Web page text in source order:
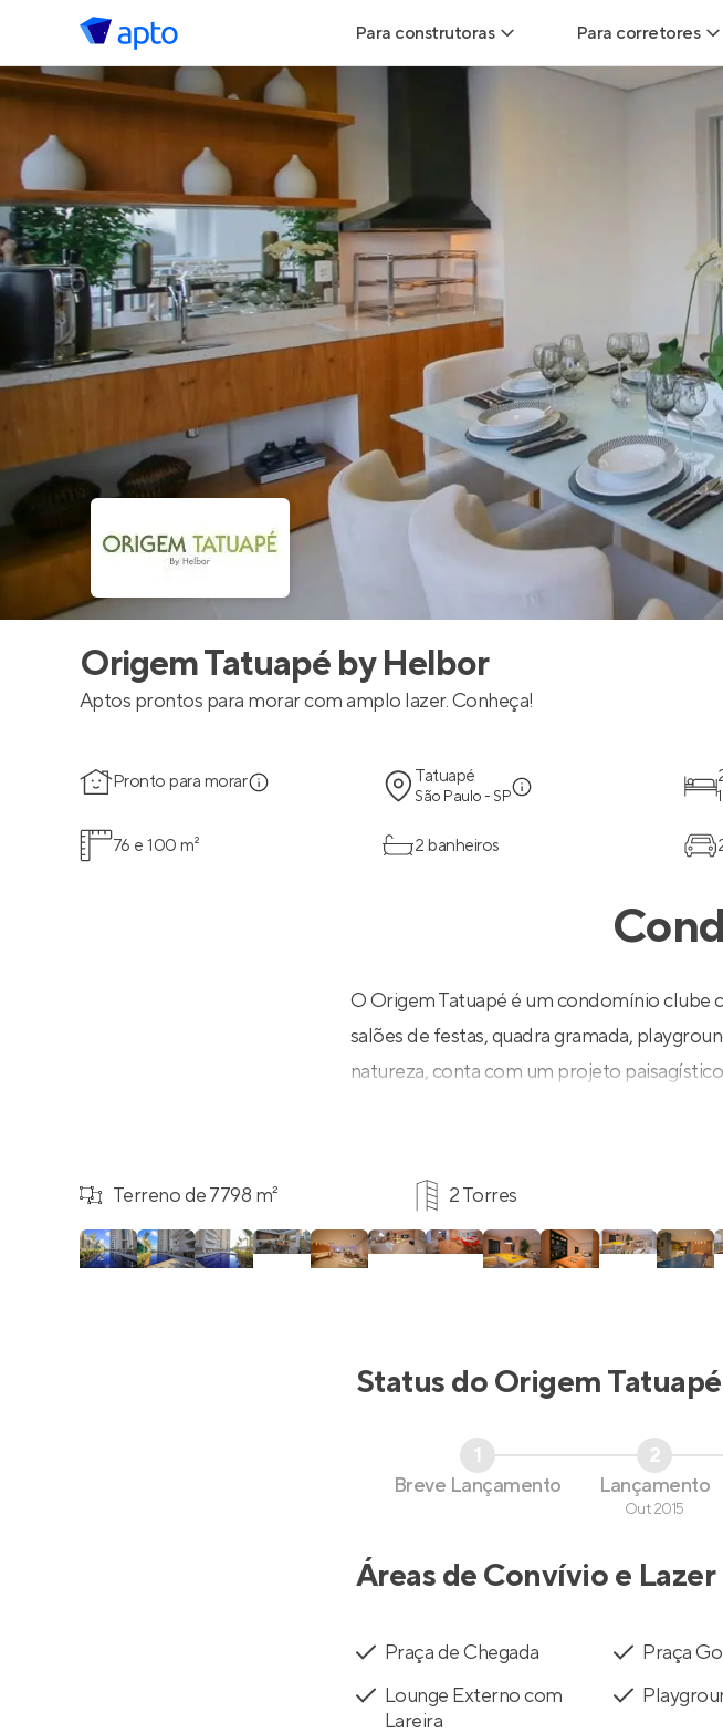
Para construtoras
Geração de Visitas
Geração de Vendas
Maiores Construtoras
Parcerias Imobiliárias
Anunciar Imóveis
Para corretores
Leads para
Parcerias
Hub de
Perfil
Anunciar
Origem Tatuapé by Helbor
Aptos prontos para morar com amplo lazer. Conheça!
Pronto para morar Tatuapé
São Paulo - SP
76 e 100 m² 2 banheiros
O Origem Tatuapé é um condomínio clube
salões de festas, quadra gramada,
natureza, conta com um projeto
Terreno de 7798 m² 2 Torres
Status doOrigem
1
Breve Lançamento
2
Lançamento
Out 2015
Áreas de Convívio e Lazer
Praça de Chegada Praça
Lounge Externo com
Lareira